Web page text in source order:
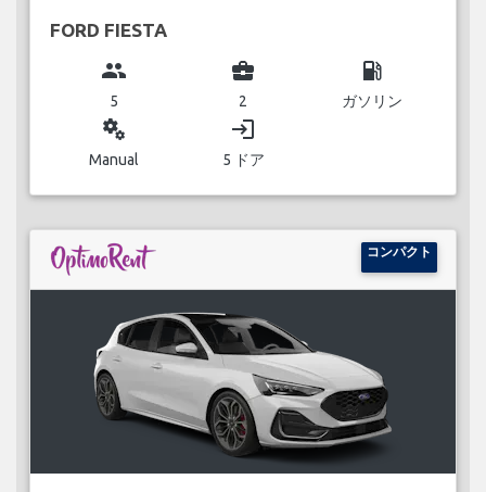
FORD FIESTA
group
5
business_center
2
local_gas_station
ガソリン
miscellaneous_services
Manual
login
5 ドア
コンパクト